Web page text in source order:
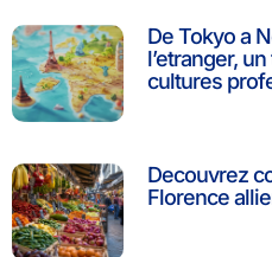
De Tokyo a
l’etranger,
cultures
Decouvrez
Florence